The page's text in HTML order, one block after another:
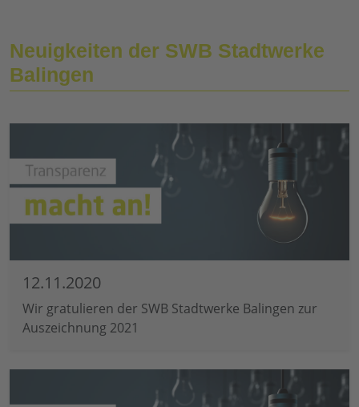
Neuigkeiten der SWB Stadtwerke
Balingen
12.11.2020
Wir gratulieren der SWB Stadtwerke Balingen zur
Auszeichnung 2021